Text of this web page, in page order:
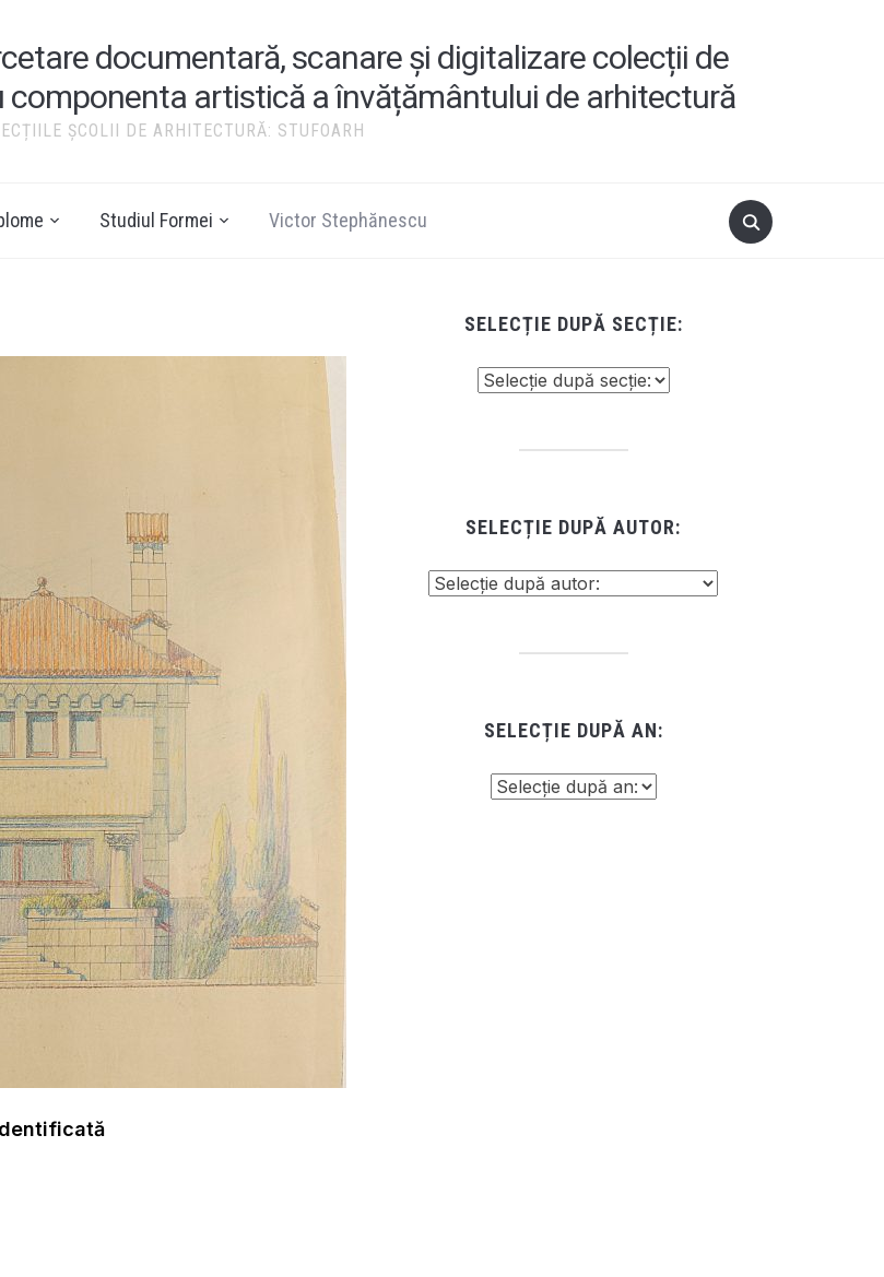
documentară, scanare și digitalizare colecții de
componenta artistică a învățământului de arhitectură
ȘCOLII DE ARHITECTURĂ: STUFOARH
Studiul Formei Victor Stephănescu
SELECȚIE DUPĂ SECȚIE:
SELECȚIE DUPĂ AUTOR:
SELECȚIE DUPĂ AN: